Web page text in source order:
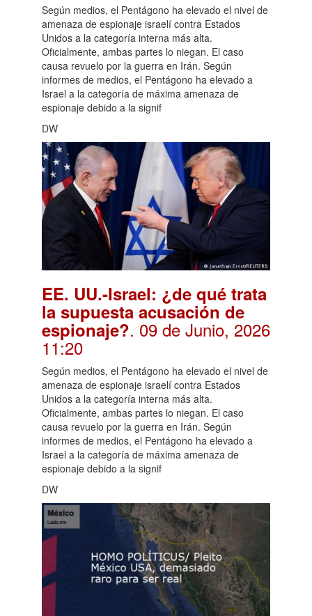
Según medios, el Pentágono ha elevado el nivel de
amenaza de espionaje israelí contra Estados
Unidos a la categoría interna más alta.
Oficialmente, ambas partes lo niegan. El caso
causa revuelo por la guerra en Irán. Según
informes de medios, el Pentágono ha elevado a
Israel a la categoría de máxima amenaza de
espionaje debido a la signif
DW
EE. UU.-Israel: ¿de qué trata
la supuesta acusación de
espionaje?. 09 de Junio, 2026
11:20
Según medios, el Pentágono ha elevado el nivel de
amenaza de espionaje israelí contra Estados
Unidos a la categoría interna más alta.
Oficialmente, ambas partes lo niegan. El caso
causa revuelo por la guerra en Irán. Según
informes de medios, el Pentágono ha elevado a
Israel a la categoría de máxima amenaza de
espionaje debido a la signif
DW